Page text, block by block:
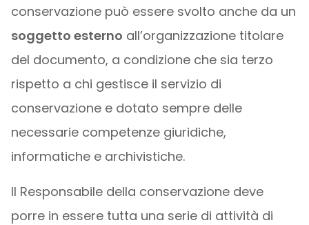
conservazione può essere svolto anche da un
soggetto esterno all’organizzazione titolare
del documento, a condizione che sia terzo
rispetto a chi gestisce il servizio di
conservazione e dotato sempre delle
necessarie competenze giuridiche,
informatiche e archivistiche.
Il Responsabile della conservazione deve
porre in essere tutta una serie di attività di